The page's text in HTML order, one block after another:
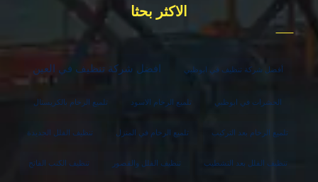
الاكثر بحثا
أفضل شركة تنظيف في ابوظبي افضل شركة تنظيف في العين
الحشرات في ابوظبي تلميع الرخام الاسود تلميع الرخام بالكريستال
تلميع الرخام بعد التركيب تلميع الرخام في المنزل تنظيف الفلل الجديدة
تنظيف الفلل بعد التشطيب تنظيف الفلل والقصور تنظيف الكنب الفاتح